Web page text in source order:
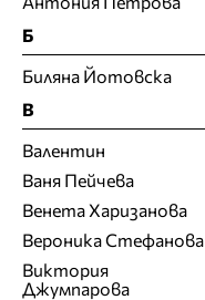
Б
Биляна Йотовска
В
Валентин
Ваня Пейчева
Венета Харизанова
Вероника Стефанова
Виктория
Джумпарова